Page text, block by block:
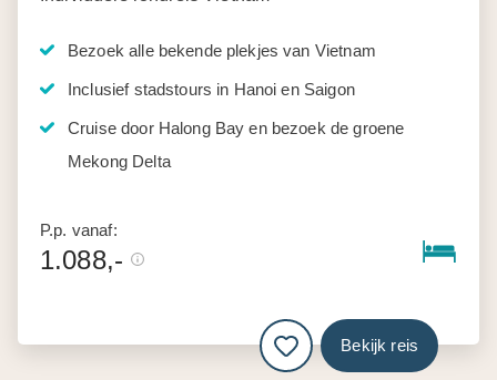
Bezoek alle bekende plekjes van Vietnam
Inclusief stadstours in Hanoi en Saigon
Cruise door Halong Bay en bezoek de groene
Mekong Delta
P.p. vanaf:
1.088,-
Bekijk reis